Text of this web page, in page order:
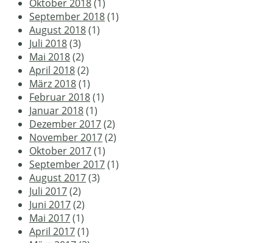
Oktober 2018(1)
September 2018(1)
August 2018(1)
Juli 2018(3)
Mai 2018(2)
April 2018(2)
März 2018(1)
Februar 2018(1)
Januar 2018(1)
Dezember 2017(2)
November 2017(2)
Oktober 2017(1)
September 2017(1)
August 2017(3)
Juli 2017(2)
Juni 2017(2)
Mai 2017(1)
April 2017(1)